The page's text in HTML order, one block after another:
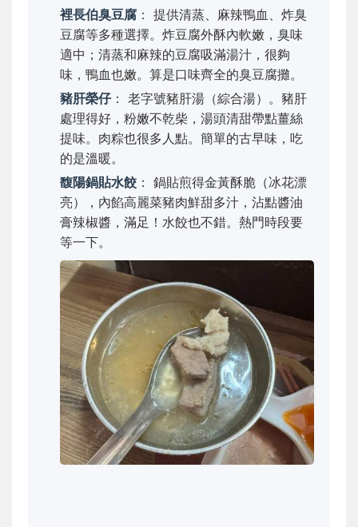
裡長伯臭豆腐 ： 提供清蒸、麻辣鴨血、炸臭
豆腐等多種選擇。炸豆腐外酥內軟嫩，臭味
適中；清蒸和麻辣的豆腐吸滿湯汁，很夠
味，鴨血也嫩。算是口味齊全的臭豆腐攤。
豬肝榮仔： 老字號豬肝湯（綜合湯）。豬肝
處理得好，粉嫩不乾柴，湯頭清甜帶點薑絲
提味。肉粽也很多人點。簡單的古早味，吃
的是溫暖。
馥陽鍋貼水餃 ： 鍋貼煎得金黃酥脆（冰花漂
亮），內餡高麗菜豬肉鮮甜多汁，沾點醬油
膏辣椒醬，滿足！水餃也不錯。熱門時段要
等一下。